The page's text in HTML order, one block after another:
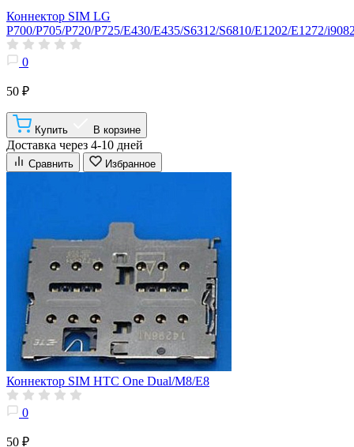
Коннектор SIM LG
P700/P705/P720/P725/E430/E435/S6312/S6810/E1202/E1272/
0
50 ₽
Купить В корзине
Доставка через 4-10 дней
Сравнить Избранное
Коннектор SIM HTC One Dual/M8/E8
0
50 ₽